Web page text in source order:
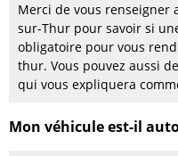
Merci de vous renseigner
sur-Thur pour savoir si
obligatoire pour vous
thur. Vous pouvez aussi
qui vous expliquera
Mon véhicule est-il